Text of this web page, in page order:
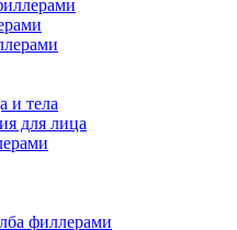
и тела
для лица
филлерами